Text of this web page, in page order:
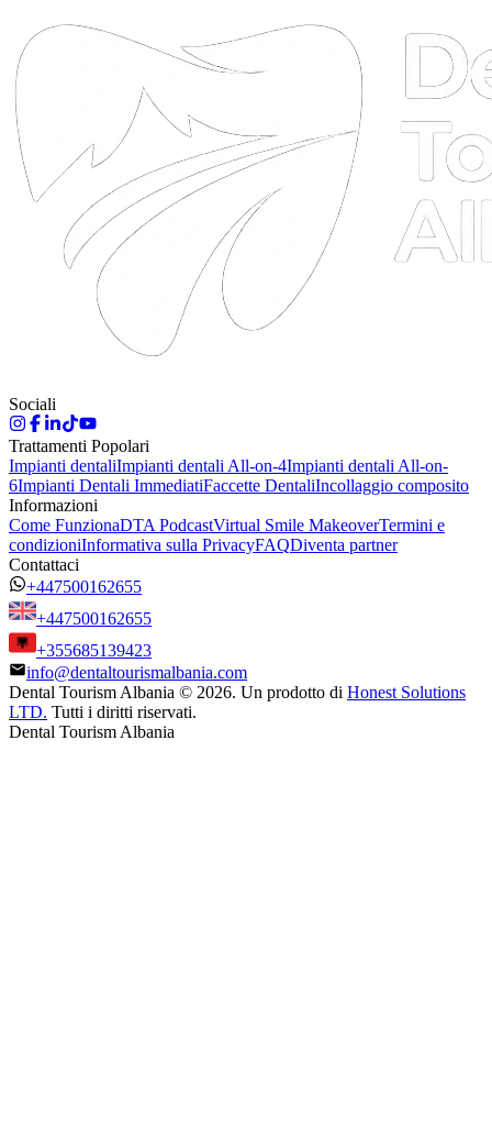
DTAOnline
Sociali
Trattamenti Popolari
Impianti dentaliImpianti dentali All-on-4Impianti dentali All-on-
6Impianti Dentali ImmediatiFaccette DentaliIncollaggio composito
Informazioni
Come FunzionaDTA PodcastVirtual Smile MakeoverTermini e
condizioniInformativa sulla PrivacyFAQDiventa partner
Contattaci
+447500162655
+447500162655
+355685139423
info@dentaltourismalbania.com
Dental Tourism Albania © 2026. Un prodotto di Honest Solutions
LTD. Tutti i diritti riservati.
Dental Tourism Albania